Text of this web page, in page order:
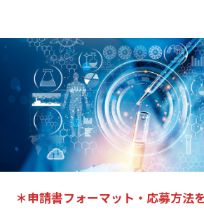
＊申請書フォーマット・応募方法